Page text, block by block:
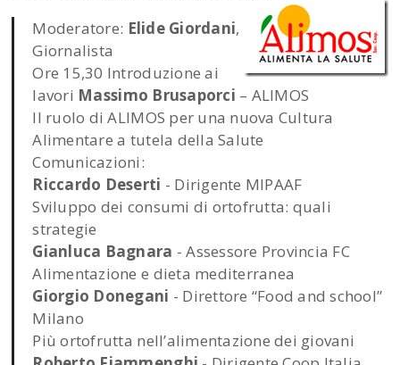
Moderatore: Elide Giordani,
Giornalista
Ore 15,30 Introduzione ai
lavori Massimo Brusaporci – ALIMOS
Il ruolo di ALIMOS per una nuova Cultura
Alimentare a tutela della Salute
Comunicazioni:
Riccardo Deserti - Dirigente MIPAAF
Sviluppo dei consumi di ortofrutta: quali
strategie
Gianluca Bagnara - Assessore Provincia FC
Alimentazione e dieta mediterranea
Giorgio Donegani - Direttore “Food and school”
Milano
Più ortofrutta nell’alimentazione dei giovani